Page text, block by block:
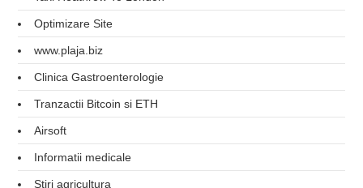
Optimizare Site
www.plaja.biz
Clinica Gastroenterologie
Tranzactii Bitcoin si ETH
Airsoft
Informatii medicale
Stiri agricultura